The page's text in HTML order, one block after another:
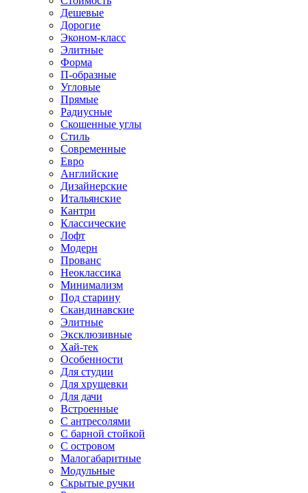
Дешевые
Дорогие
Эконом-класс
Элитные
Форма
П-образные
Угловые
Прямые
Радиусные
Скошенные углы
Стиль
Современные
Евро
Английские
Дизайнерские
Итальянские
Кантри
Классические
Лофт
Модерн
Прованс
Неоклассика
Минимализм
Под старину
Скандинавские
Элитные
Эксклюзивные
Хай-тек
Особенности
Для студии
Для хрущевки
Для дачи
Встроенные
С антресолями
С барной стойкой
С островом
Малогабаритные
Модульные
Скрытые ручки